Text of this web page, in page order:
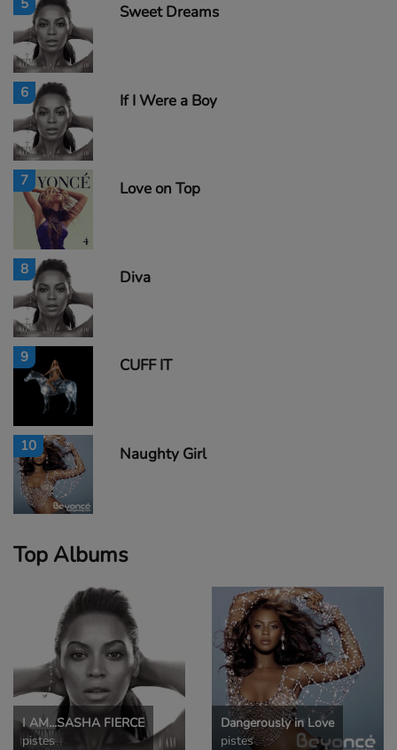
5 Sweet Dreams
6 If I Were a Boy
7 Love on Top
8 Diva
9 CUFF IT
10 Naughty Girl
Top Albums
I AM...SASHA FIERCE
pistes
Dangerously in Love
pistes